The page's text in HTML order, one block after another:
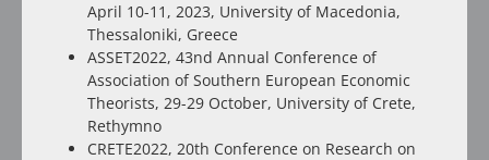
April 10-11, 2023, University of Macedonia,
Thessaloniki, Greece
ASSET2022, 43nd Annual Conference of
Association of Southern European Economic
Theorists, 29-29 October, University of Crete,
Rethymno
CRETE2022, 20th Conference on Research on